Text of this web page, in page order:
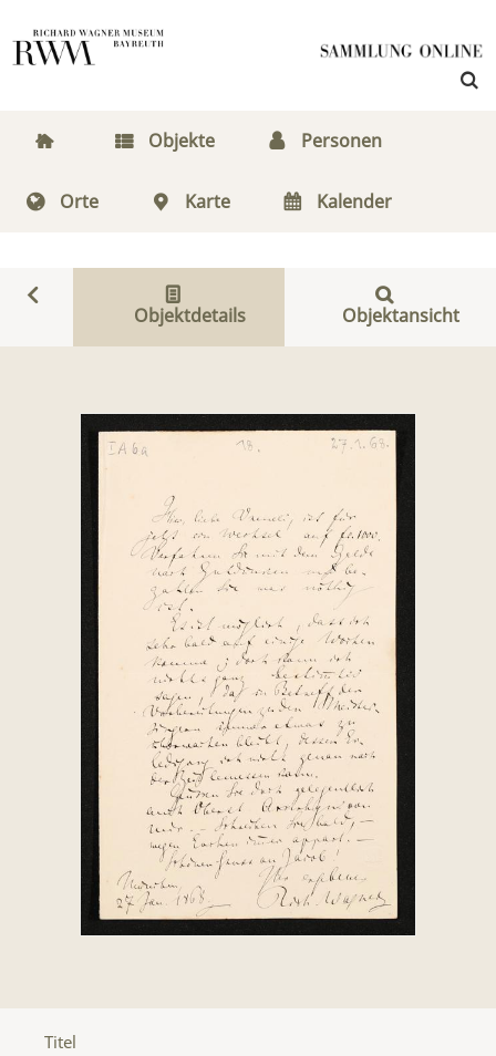
Objekte Personen
Orte Karte Kalender
Objektdetails Objektansicht
Titel